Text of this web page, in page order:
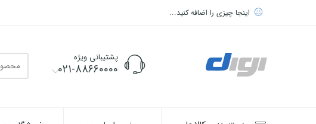
اینجا چیزی را اضافه کنید...
پشتیبانی ویژه
021-88660000
جستجو
اینجا